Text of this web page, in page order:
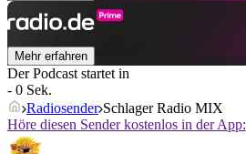
Mehr erfahren
Der Podcast startet in
- 0 Sek.
Radiosender Schlager Radio MIX
Höre diesen Sender kostenlos in der App: